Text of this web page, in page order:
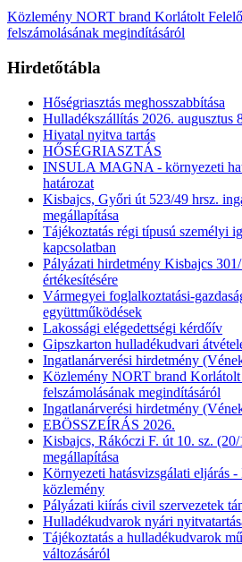
Közlemény NORT brand Korlátolt
felszámolásának megindításáról
Hirdetőtábla
Hőségriasztás meghosszabbítása
Hulladékszállítás 2026. augusztus
Hivatal nyitva tartás
HŐSÉGRIASZTÁS
INSULA MAGNA - környezeti
határozat
Kisbajcs, Győri út 523/49 hrsz.
megállapítása
Tájékoztatás régi típusú személyi
kapcsolatban
Pályázati hirdetmény Kisbajcs
értékesítésére
Vármegyei foglalkoztatási-
együttműködések
Lakossági elégedettségi kérdőív
Gipszkarton hulladékudvari
Ingatlanárverési hirdetmény
Közlemény NORT brand Korlátolt
felszámolásának megindításáról
Ingatlanárverési hirdetmény
EBÖSSZEÍRÁS 2026.
Kisbajcs, Rákóczi F. út 10. sz.
megállapítása
Környezeti hatásvizsgálati
közlemény
Pályázati kiírás civil szervezetek
Hulladékudvarok nyári
Tájékoztatás a hulladékudvarok
változásáról